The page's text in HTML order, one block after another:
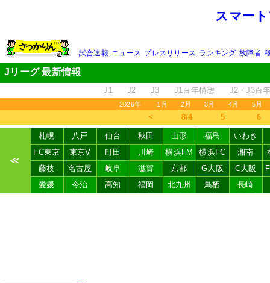
スマー
試合速報 ニュース プレスリリース ランキング 故障者
Jリーグ 最新情報
J1 J2 J3 J1百年構想 J2・J3百
2026年 1月 2月 3月 4月 5月
＜ 8/4 5 6
≪
札幌 八戸 仙台 秋田 山形 福島
いわき
FC東京
東京V 町田 川崎 横浜FM 横浜FC 湘南
藤枝
名古屋 岐阜 滋賀 京都 G大阪 C大阪
愛媛
今治 高知 福岡 北九州 鳥栖 長崎